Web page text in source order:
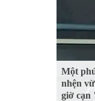
Một
nhện
giờ cạn